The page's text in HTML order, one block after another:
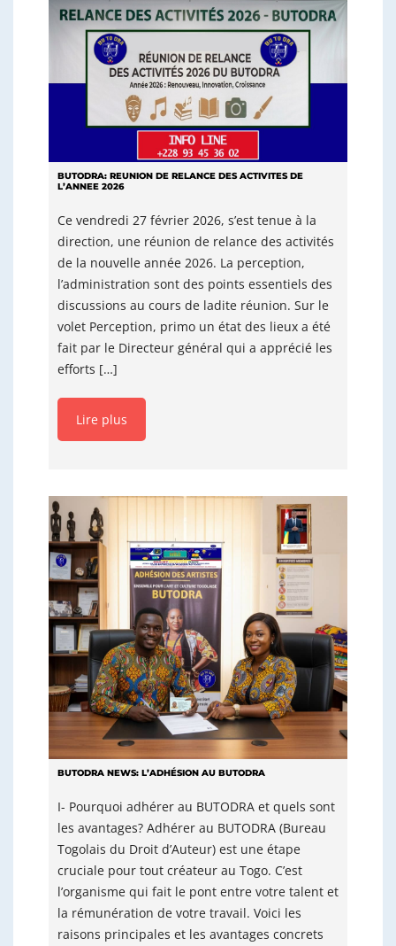
BUTODRA: REUNION DE RELANCE DES ACTIVITES DE
L’ANNEE 2026
Ce vendredi 27 février 2026, s’est tenue à la
direction, une réunion de relance des activités
de la nouvelle année 2026. La perception,
l’administration sont des points essentiels des
discussions au cours de ladite réunion. Sur le
volet Perception, primo un état des lieux a été
fait par le Directeur général qui a apprécié les
efforts […]
Lire plus
BUTODRA NEWS: L’ADHÉSION AU BUTODRA
I- Pourquoi adhérer au BUTODRA et quels sont
les avantages? Adhérer au BUTODRA (Bureau
Togolais du Droit d’Auteur) est une étape
cruciale pour tout créateur au Togo. C’est
l’organisme qui fait le pont entre votre talent et
la rémunération de votre travail. Voici les
raisons principales et les avantages concrets